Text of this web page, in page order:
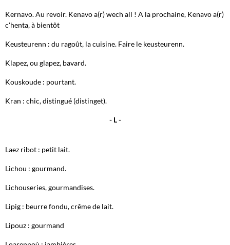
Kernavo. Au revoir. Kenavo a(r) wech all ! A la prochaine, Kenavo a(r)
c'henta, à bientôt
Keusteurenn : du ragoût, la cuisine. Faire le keusteurenn.
Klapez, ou glapez, bavard.
Kouskoude : pourtant.
Kran : chic, distingué (distinget).
- L -
Laez ribot : petit lait.
Lichou : gourmand.
Lichouseries, gourmandises.
Lipig : beurre fondu, crême de lait.
Lipouz : gourmand